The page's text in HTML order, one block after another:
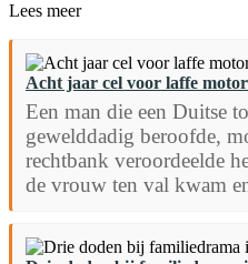
Lees meer
Acht jaar cel voor laffe
Een man die een Duitse
gewelddadig beroofde,
rechtbank veroordeelde
de vrouw ten val kwam